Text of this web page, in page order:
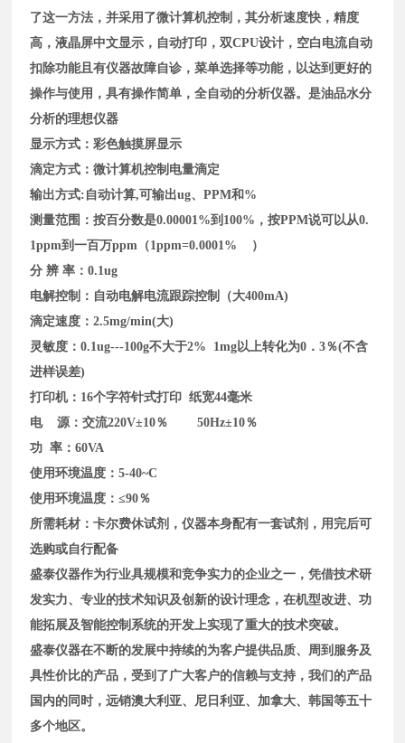
了这一方法，并采用了微计算机控制，其分析速度快，精度
高，液晶屏中文显示，自动打印，双CPU设计，空白电流自动
扣除功能且有仪器故障自诊，菜单选择等功能，以达到更好的
操作与使用，具有操作简单，全自动的分析仪器。是油品水分
分析的理想仪器
显示方式：彩色触摸屏显示
滴定方式：微计算机控制电量滴定
输出方式:自动计算,可输出ug、PPM和%
测量范围：按百分数是0.00001%到100%，按PPM说可以从0.
1ppm到一百万ppm （1ppm=0.0001% ）
分 辨 率：0.1ug
电解控制：自动电解电流跟踪控制（大400mA)
滴定速度：2.5mg/min(大)
灵敏度：0.1ug---100g不大于2% 1mg以上转化为0．3％(不含
进样误差)
打印机：16个字符针式打印 纸宽44毫米
电 源：交流220V±10％ 50Hz±10％
功 率：60VA
使用环境温度：5-40~C
使用环境温度：≤90％
所需耗材：卡尔费休试剂，仪器本身配有一套试剂，用完后可
选购或自行配备
盛泰仪器作为行业具规模和竞争实力的企业之一，凭借技术研
发实力、专业的技术知识及创新的设计理念，在机型改进、功
能拓展及智能控制系统的开发上实现了重大的技术突破。
盛泰仪器在不断的发展中持续的为客户提供品质、周到服务及
具性价比的产品，受到了广大客户的信赖与支持，我们的产品
国内的同时，远销澳大利亚、尼日利亚、加拿大、韩国等五十
多个地区。